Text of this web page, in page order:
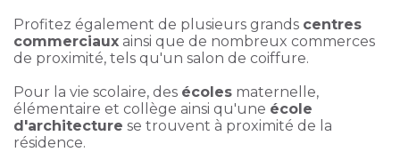
Profitez également de plusieurs grands centres
commerciaux ainsi que de nombreux commerces
de proximité, tels qu'un salon de coiffure.
Pour la vie scolaire, des écoles maternelle,
élémentaire et collège ainsi qu'une école
d'architecture se trouvent à proximité de la
résidence.